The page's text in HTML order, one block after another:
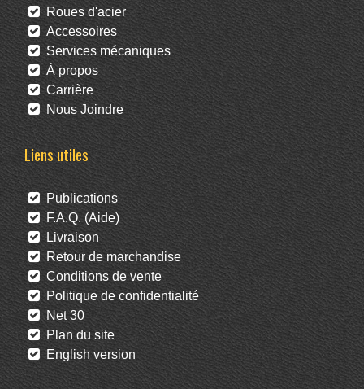
Roues d'acier
Accessoires
Services mécaniques
À propos
Carrière
Nous Joindre
Liens utiles
Publications
F.A.Q. (Aide)
Livraison
Retour de marchandise
Conditions de vente
Politique de confidentialité
Net 30
Plan du site
English version